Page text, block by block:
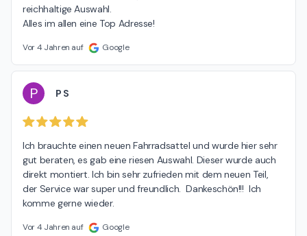
reichhaltige Auswahl.
Alles im allen eine Top Adresse!
Vor 4 Jahren auf Google
P P S
Ich brauchte einen neuen Fahrradsattel und wurde hier sehr
gut beraten, es gab eine riesen Auswahl. Dieser wurde auch
direkt montiert. Ich bin sehr zufrieden mit dem neuen Teil,
der Service war super und freundlich.  Dankeschön!!!  Ich
komme gerne wieder.
Vor 4 Jahren auf Google